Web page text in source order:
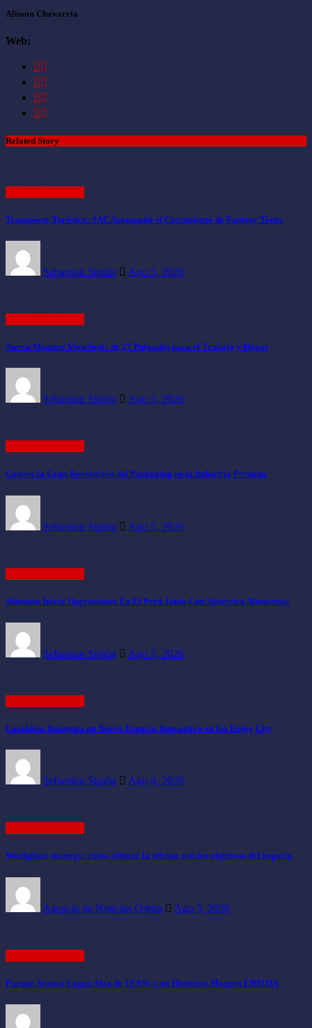
Alisson Chavarria
Web:
Related Story
Transporte Turístico: JAC Acompañó el Crecimiento de Fantasy Tours
Sebastian Sipión Ago 5, 2026
Nuevo Monitor ViewSonic de 27 Pulgadas para el Trabajo y Hogar
Sebastian Sipión Ago 5, 2026
Conoce la Gran Revolución del Packaging en la Industria Peruana
Sebastian Sipión Ago 5, 2026
Shimano Inicia Operaciones En El Perú Junto Con Simetrica Almacenes
Sebastian Sipión Ago 5, 2026
Casaideas Inaugura un Nuevo Espacio Interactivo en Go Enjoy City
Sebastian Sipión Ago 4, 2026
Workplace strategy: cómo alinear la oficina con los objetivos del negocio
Agencia de Noticias Orbita Ago 3, 2026
Parque Arauco Logra Alza de 17,9% y un Histórico Margen EBITDA